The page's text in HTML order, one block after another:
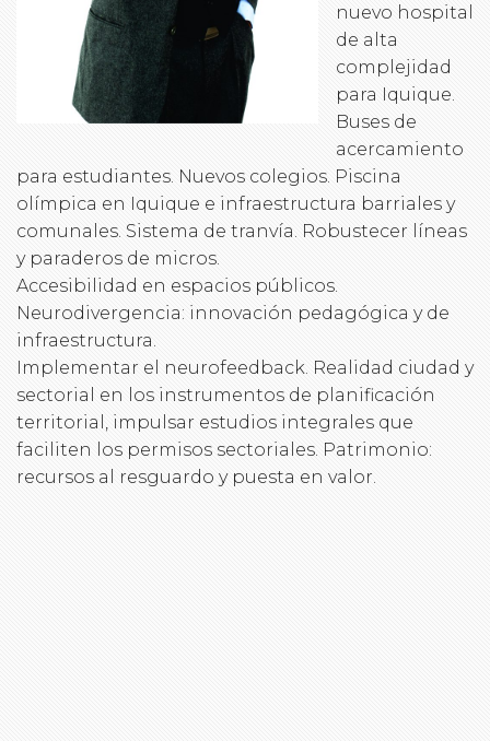
nuevo hospital
de alta
complejidad
para Iquique.
Buses de
acercamiento
para estudiantes. Nuevos colegios. Piscina
olímpica en Iquique e infraestructura barriales y
comunales. Sistema de tranvía. Robustecer líneas
y paraderos de micros.
Accesibilidad en espacios públicos.
Neurodivergencia: innovación pedagógica y de
infraestructura.
Implementar el neurofeedback. Realidad ciudad y
sectorial en los instrumentos de planificación
territorial, impulsar estudios integrales que
faciliten los permisos sectoriales. Patrimonio:
recursos al resguardo y puesta en valor.